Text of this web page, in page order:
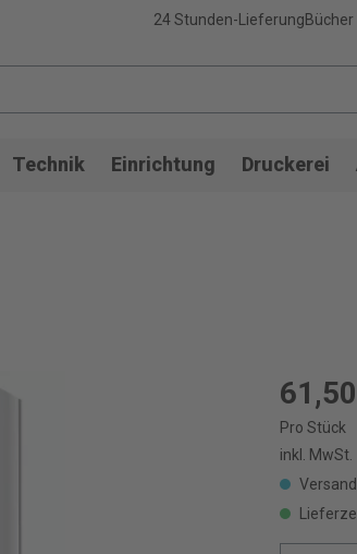
24 Stunden-Lieferung
Technik Einrichtung Druckerei
Pro Stück
inkl. MwSt.